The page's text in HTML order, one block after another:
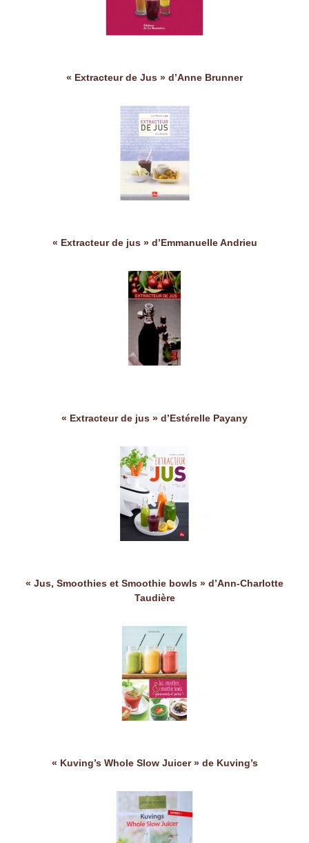
« Extracteur de Jus » d’Anne Brunner
« Extracteur de jus » d’Emmanuelle Andrieu
« Extracteur de jus » d’Estérelle Payany
« Jus, Smoothies et Smoothie bowls » d’Ann-Charlotte
Taudière
« Kuving’s Whole Slow Juicer » de Kuving’s